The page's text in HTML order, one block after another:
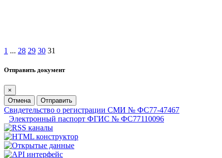
1 ... 28 29 30 31
Отправить документ
×
Отмена
Отправить
Свидетельство о регистрации СМИ № ФС77-47467
Электронный паспорт ФГИС № ФС77110096